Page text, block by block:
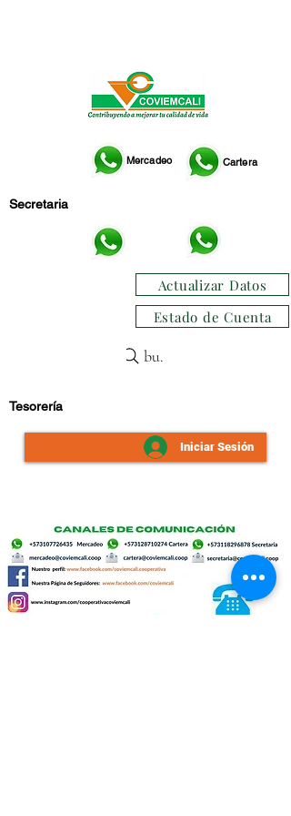
Cartera
Actualizar Datos
Estado de Cuenta
Mercadeo
Secretaria
buscar
Tesorería
Iniciar Sesión